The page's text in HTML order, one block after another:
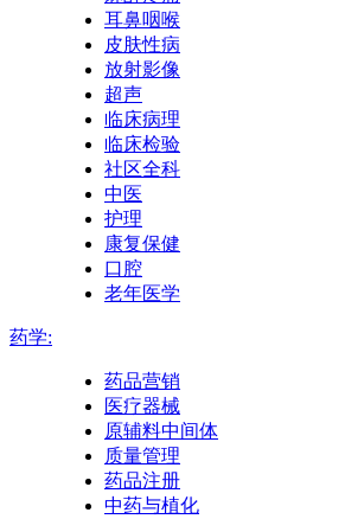
耳鼻咽喉
皮肤性病
放射影像
超声
临床病理
临床检验
社区全科
中医
护理
康复保健
口腔
老年医学
药学:
药品营销
医疗器械
原辅料中间体
质量管理
药品注册
中药与植化